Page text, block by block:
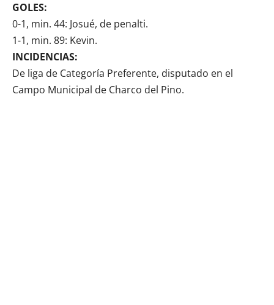
GOLES:
0-1, min. 44: Josué, de penalti.
1-1, min. 89: Kevin.
INCIDENCIAS:
De liga de Categoría Preferente, disputado en el
Campo Municipal de Charco del Pino.